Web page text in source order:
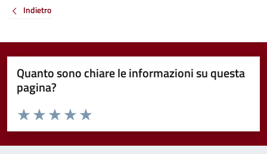
Indietro
Quanto sono chiare le informazioni su questa
pagina?
Valuta da 1 a 5 stelle la pagina
Valuta 5 stelle su 5
Valuta 4 stelle su 5
Valuta 3 stelle su 5
Valuta 2 stelle su 5
Valuta 1 stelle su 5